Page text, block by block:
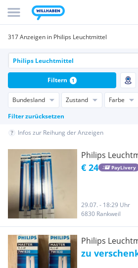
317 Anzeigen in Philips Leuchtmittel
Bundesland Zustand Farbe
Filter zurücksetzen
Filtern 1
Infos zur Reihung der Anzeigen
Philips
€ 24 PayLivery
29.07. - 18:29 Uhr
6830 Rankweil
Philips
zu